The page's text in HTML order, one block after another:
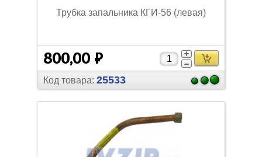
Трубка запальника КГИ-56 (левая)
800,00 ₽
Код товара: 25533